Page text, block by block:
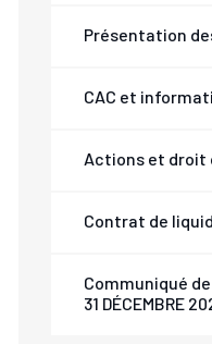
Présentation
CAC et
Actions et droit
Contrat de
Communiqué de
31 DÉCEMBRE